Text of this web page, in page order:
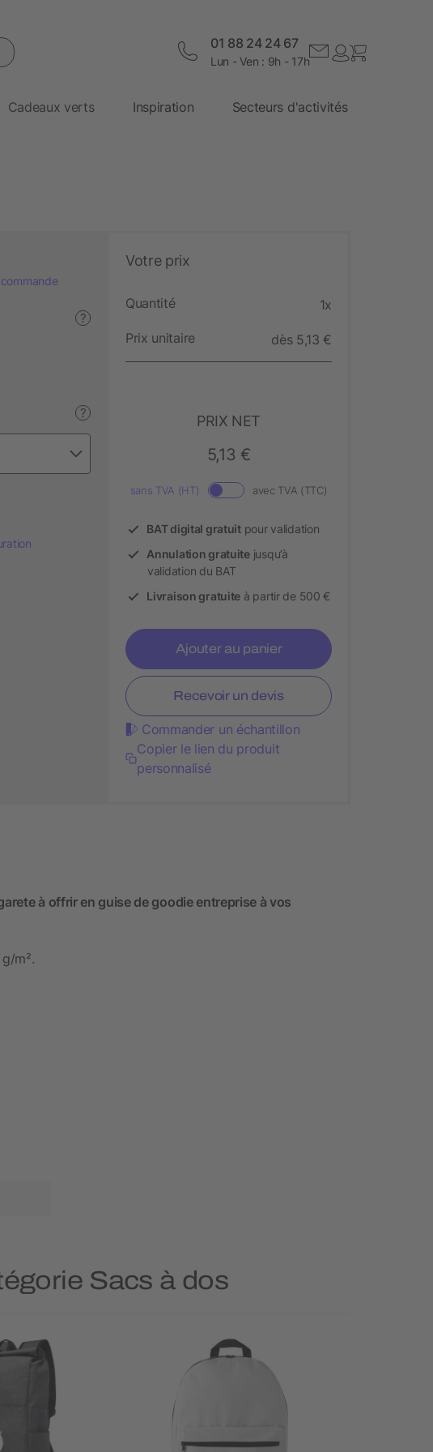
01 88 24 24 67
Lun - Ven : 9h - 17h
Cadeaux verts Inspiration Secteurs d'activités
?
?
Votre prix
Quantité 1x
Prix unitaire dès 5,13 €
PRIX NET
5,13 €
sans TVA (HT) avec TVA (TTC)
BAT digital gratuitpour validation
Annulation gratuitejusqu’à
validation du BAT
Livraison gratuite à partir de 500 €
Ajouter au panier
Recevoir un devis
Commander un échantillon
Copier le lien du produit
personnalisé
à offrir en guise de goodie entreprise à vos
m².
Sacs à dos